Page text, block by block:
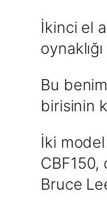
İkinci el
Bu
birisinin
İki
Bruce